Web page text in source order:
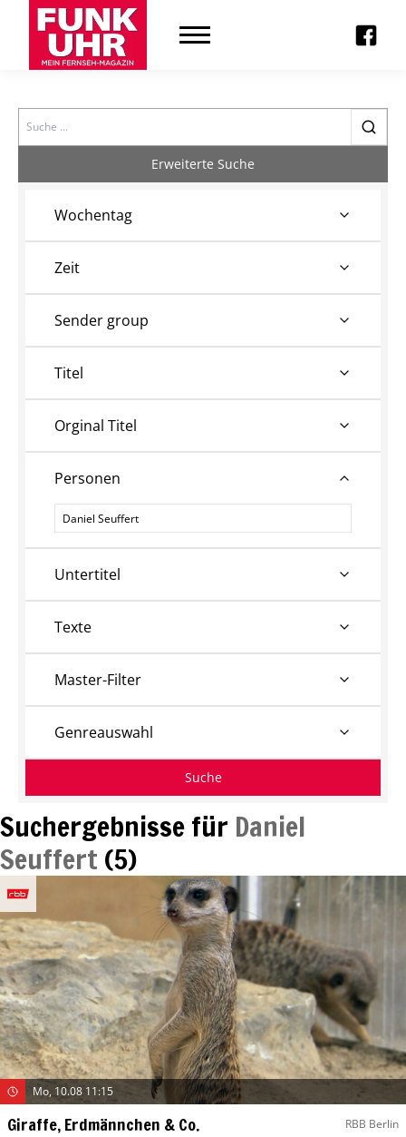
Search
Suchergebnisse für Daniel
Seuffert (5)
Mo, 10.08 11:15
Giraffe, Erdmännchen & Co. RBB Berlin
Erweiterte Suche
Wochentag
Zeit
Sender group
Titel
Orginal Titel
Personen
Personen
Untertitel
Texte
Master-Filter
Genreauswahl
Suche